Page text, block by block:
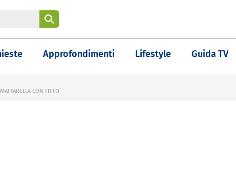
Approfondimenti Lifestyle Guida TV
CON FITTO